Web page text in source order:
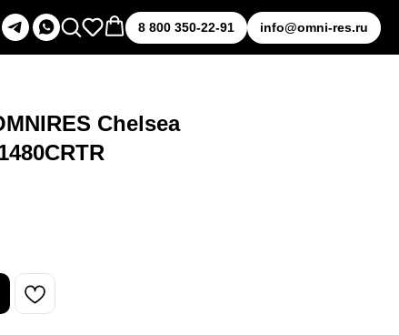
8 800 350-22-91 info@omni-res.ru
Chelsea